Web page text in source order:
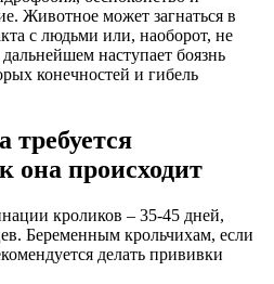
Животное может загнаться в
с людьми или, наоборот, не
наступает боязнь
конечностей и гибель
требуется
она происходит
кроликов – 35-45 дней,
Беременным крольчихам, если
делать прививки